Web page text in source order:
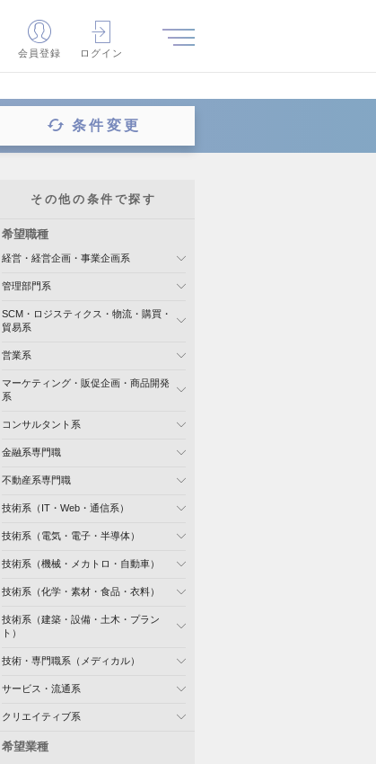
会員登録 ログイン
条件変更
その他の条件で探す
希望職種
経営・経営企画・事業企画系
管理部門系
SCM・ロジスティクス・物流・購買・
貿易系
営業系
マーケティング・販促企画・商品開発
系
コンサルタント系
金融系専門職
不動産系専門職
技術系（IT・Web・通信系）
技術系（電気・電子・半導体）
技術系（機械・メカトロ・自動車）
技術系（化学・素材・食品・衣料）
技術系（建築・設備・土木・プラン
ト）
技術・専門職系（メディカル）
サービス・流通系
クリエイティブ系
希望業種